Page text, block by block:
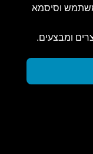
וסיסמא
ומבצעים.